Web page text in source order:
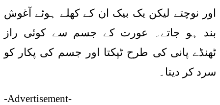
اور نوچتے لیکن یک بیک ان کے کھلے ہوئے آغوش
بند ہو جاتے۔ عورت کے جسم سے کوئی راز
ٹھنڈے پانی کی طرح ٹپکتا اور جسم کی پکار کو
سرد کر دیتا۔
-Advertisement-